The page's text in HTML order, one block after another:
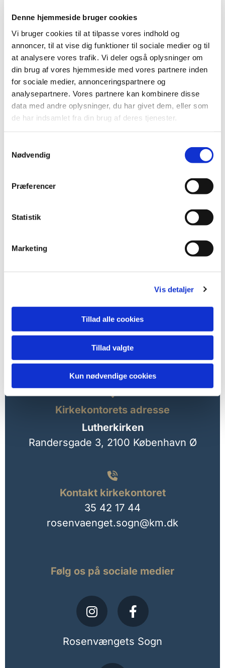
Denne hjemmeside bruger cookies
Vi bruger cookies til at tilpasse vores indhold og
annoncer, til at vise dig funktioner til sociale medier og til
at analysere vores trafik. Vi deler også oplysninger om
din brug af vores hjemmeside med vores partnere inden
for sociale medier, annonceringspartnere og
analysepartnere. Vores partnere kan kombinere disse
data med andre oplysninger, du har givet dem, eller som
de har indsamlet fra din brug af deres tjenester.
Nødvendig
Præferencer
Statistik
Marketing
Vis detaljer
Tillad alle cookies
Tillad valgte
Kun nødvendige cookies
Du vil måske også kunne
lide...
Kirkekontorets adresse
Lutherkirken
Randersgade 3, 2100 København Ø

Kontakt kirkekontoret
35 42 17 44
rosenvaenget.sogn@km.dk
Følg os på sociale medier
Rosenvængets Sogn